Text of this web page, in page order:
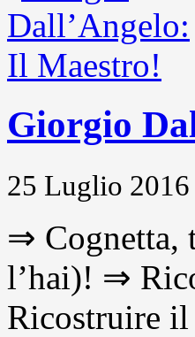
Giorgio
25 Luglio 2016
⇒ Cognetta,
l’hai)! ⇒
Ricostruire il